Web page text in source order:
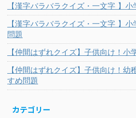
【漢字バラバラクイズ・一文字 】
【漢字バラバラクイズ・一文字 】
問題
【仲間はずれクイズ】子供向け！小
【仲間はずれクイズ】子供向け！幼
すめ問題
カテゴリー